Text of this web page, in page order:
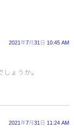
2021年7月31日 10:45 AM
ょうか。
2021年7月31日 11:24 AM